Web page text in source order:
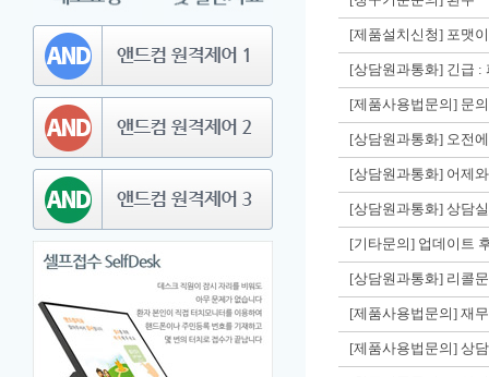
[제품설치신청] 포맷
[상담원과통화] 긴급 :
[제품사용법문의] 문
[상담원과통화] 오전
[상담원과통화] 어제
[상담원과통화] 상담
[기타문의] 업데이트
[상담원과통화] 리콜
[제품사용법문의] 재
[제품사용법문의] 상